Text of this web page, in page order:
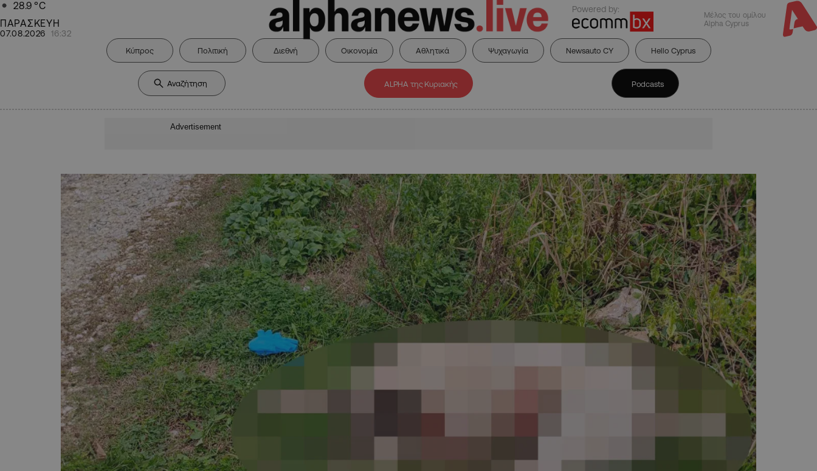
28.9 °C
ΠΑΡΑΣΚΕΥΗ
07.08.2026 16:32
Powered by:
Μέλος του ομίλου
Alpha Cyprus
Κύπρος Πολιτική Διεθνή Οικονομία Αθλητικά Ψυχαγωγία Newsauto CY Hello Cyprus
ALPHA της Κυριακής Podcasts
Advertisement